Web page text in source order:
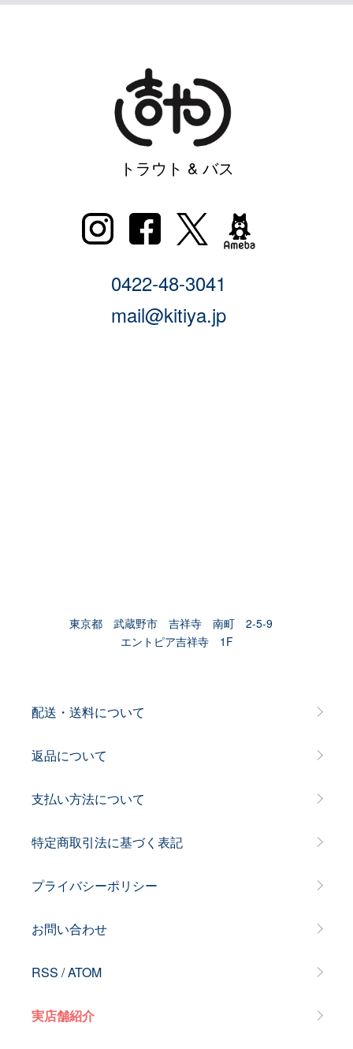
トラウト & バス
0422-48-3041
mail@kitiya.jp
東京都 武蔵野市 吉祥寺 南町 2-5-9
エントピア吉祥寺 1F
配送・送料について
返品について
支払い方法について
特定商取引法に基づく表記
プライバシーポリシー
お問い合わせ
RSS /ATOM
実店舗紹介